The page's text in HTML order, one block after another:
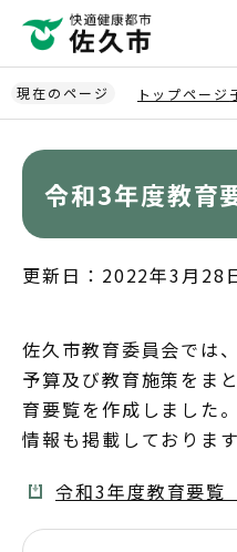
ペ
ー
ジ
現在のページ トップページ
令和3年度教育
更新日：2022年3月28
佐久市教育委員会では
予算及び教育施策をま
育要覧を作成しました
情報も掲載しておりま
令和3年度教育要覧